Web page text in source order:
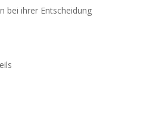
bei ihrer Entscheidung